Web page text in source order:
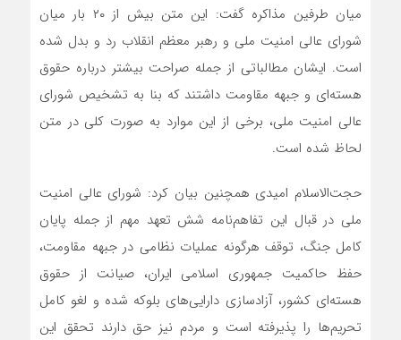
میان طرفین مذاکره گفت: این متن بیش از ۲۰ بار میان
شورای عالی امنیت ملی و رهبر معظم انقلاب رد و بدل شده
است. ایشان مطالباتی از جمله صراحت بیشتر درباره حقوق
هسته‌ای و جبهه مقاومت داشتند که بنا به تشخیص شورای
عالی امنیت ملی، برخی از این موارد به صورت کلی در متن
لحاظ شده است.
حجت‌الاسلام امیدی همچنین بیان کرد: شورای عالی امنیت
ملی در قبال این تفاهم‌نامه شش تعهد مهم از جمله پایان
کامل جنگ، توقف هرگونه عملیات نظامی در جبهه مقاومت،
حفظ حاکمیت جمهوری اسلامی ایران، صیانت از حقوق
هسته‌ای کشور، آزادسازی دارایی‌های بلوکه شده و لغو کامل
تحریم‌ها را پذیرفته است و مردم نیز حق دارند تحقق این